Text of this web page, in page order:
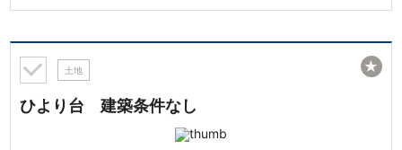
土地
ひより台 建築条件なし
★